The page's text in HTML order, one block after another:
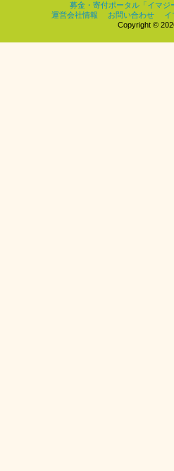
募金・寄付ポータル「イマジ
運営会社情報
お問い合わせ
イ
Copyright ©